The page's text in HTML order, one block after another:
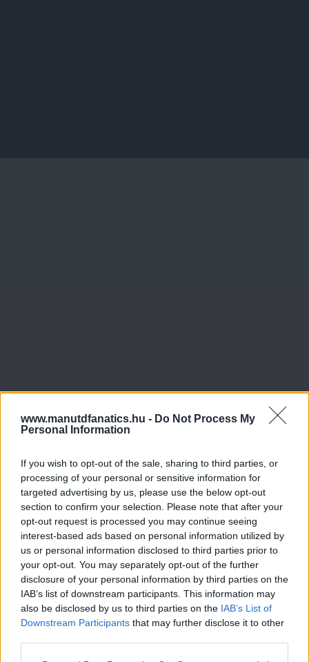
www.manutdfanatics.hu - Do Not Process My
Personal Information
If you wish to opt-out of the sale, sharing to third parties, or
processing of your personal or sensitive information for
targeted advertising by us, please use the below opt-out
section to confirm your selection. Please note that after your
opt-out request is processed you may continue seeing
interest-based ads based on personal information utilized by
us or personal information disclosed to third parties prior to
your opt-out. You may separately opt-out of the further
disclosure of your personal information by third parties on the
IAB’s list of downstream participants. This information may
also be disclosed by us to third parties on the IAB’s List of
Downstream Participants that may further disclose it to other